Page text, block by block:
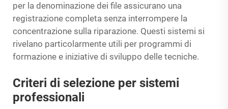
per la denominazione dei file assicurano una
registrazione completa senza interrompere la
concentrazione sulla riparazione. Questi sistemi si
rivelano particolarmente utili per programmi di
formazione e iniziative di sviluppo delle tecniche.
Criteri di selezione per sistemi
professionali